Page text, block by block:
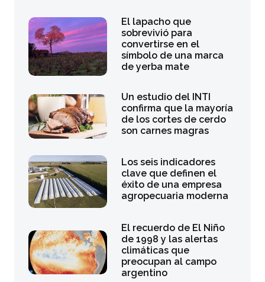
El lapacho que
sobrevivió para
convertirse en el
símbolo de una marca
de yerba mate
Un estudio del INTI
confirma que la mayoría
de los cortes de cerdo
son carnes magras
Los seis indicadores
clave que definen el
éxito de una empresa
agropecuaria moderna
El recuerdo de El Niño
de 1998 y las alertas
climáticas que
preocupan al campo
argentino